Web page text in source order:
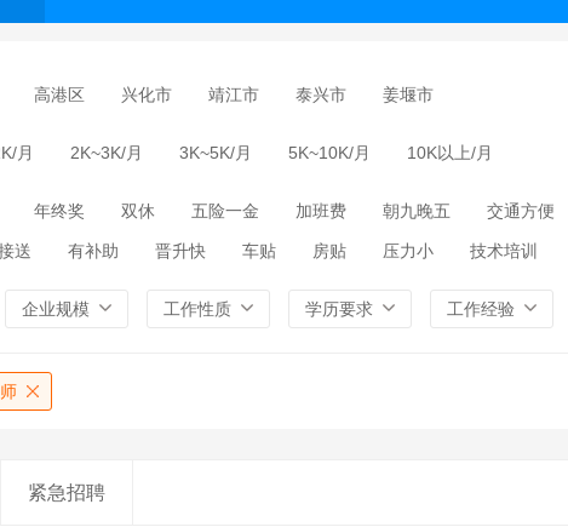
高港区 兴化市 靖江市 泰兴市 姜堰市
月 2K~3K/月 3K~5K/月 5K~10K/月 10K以上/月
年终奖 双休 五险一金 加班费 朝九晚五 交通方便
送 有补助 晋升快 车贴 房贴 压力小 技术培训
企业规模 工作性质 学历要求 工作经验
紧急招聘